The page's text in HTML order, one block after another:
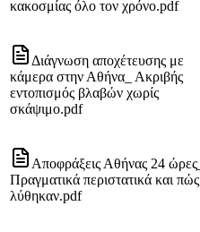
κακοσμίας όλο τον χρόνο.pdf
Διάγνωση αποχέτευσης με
κάμερα στην Αθήνα_ Ακριβής
εντοπισμός βλαβών χωρίς
σκάψιμο.pdf
Αποφράξεις Αθήνας 24 ώρες_
Πραγματικά περιστατικά και πώς
λύθηκαν.pdf